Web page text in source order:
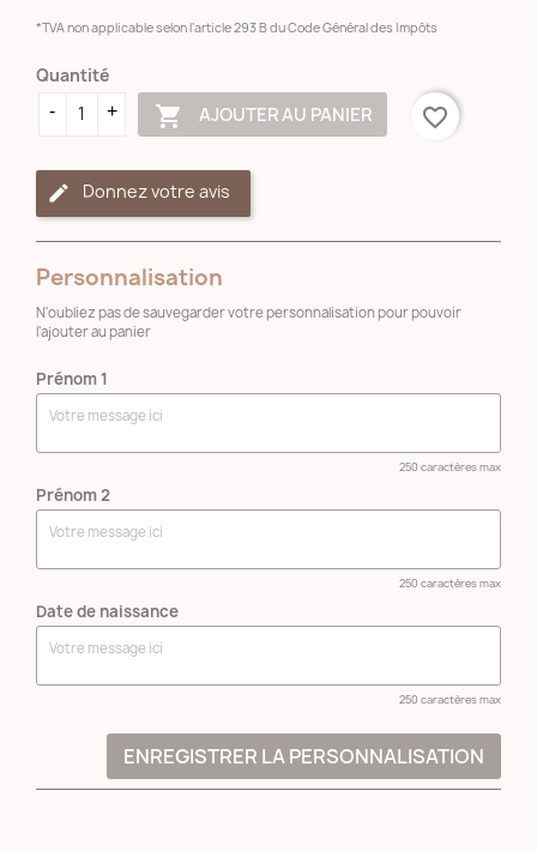
*TVA non applicable selon l’article 293 B du Code Général des Impôts
Quantité
 AJOUTER AU PANIER favorite_border
Donnez votre avis
Personnalisation
N'oubliez pas de sauvegarder votre personnalisation pour pouvoir
l'ajouter au panier
Prénom 1
250 caractères max
Prénom 2
250 caractères max
Date de naissance
250 caractères max
ENREGISTRER LA PERSONNALISATION